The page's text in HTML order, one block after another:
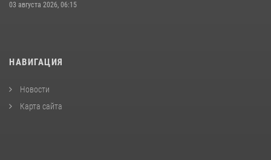
03 августа 2026, 06:15
НАВИГАЦИЯ
Новости
Карта сайта